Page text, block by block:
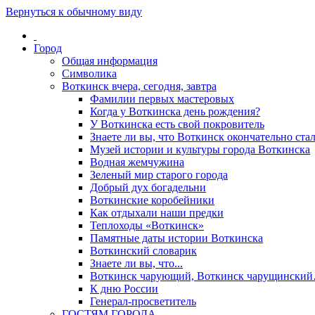
Вернуться к обычному виду
Город
Общая информация
Символика
Воткинск вчера, сегодня, завтра
Фамилии первых мастеровых
Когда у Воткинска день рождения?
У Воткинска есть свой покровитель
Знаете ли вы, что Воткинск окончательно
Музей истории и культуры города Воткинска
Водная жемчужина
Зеленый мир старого города
Добрый дух богадельни
Воткинские коробейники
Как отдыхали наши предки
Теплоходы «Воткинск»
Памятные даты истории Воткинска
Воткинский словарик
Знаете ли вы, что...
Воткинск чарующий, Воткинск
К дню России
Генерал-просветитель